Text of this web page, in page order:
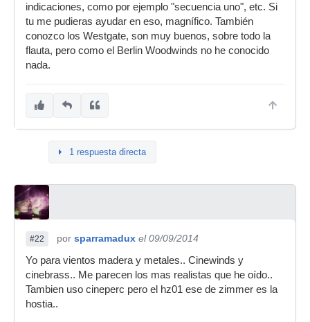
indicaciones, como por ejemplo "secuencia uno", etc. Si
tu me pudieras ayudar en eso, magnífico. También
conozco los Westgate, son muy buenos, sobre todo la
flauta, pero como el Berlin Woodwinds no he conocido
nada.
1 respuesta directa
#22 por sparramadux el 09/09/2014
Yo para vientos madera y metales.. Cinewinds y
cinebrass.. Me parecen los mas realistas que he oído..
Tambien uso cineperc pero el hz01 ese de zimmer es la
hostia..